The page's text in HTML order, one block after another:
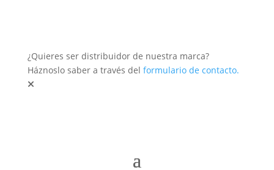
¿Quieres ser distribuidor de nuestra marca?
Háznoslo saber a través del formulario de contacto.